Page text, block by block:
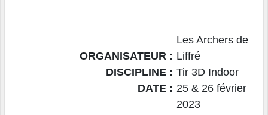
ORGANISATEUR :
DISCIPLINE :
DATE :
Les Archers de
Liffré
Tir 3D Indoor
25 & 26 février
2023